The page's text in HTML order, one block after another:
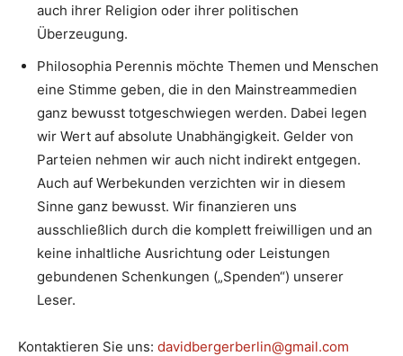
auch ihrer Religion oder ihrer politischen
Überzeugung.
Philosophia Perennis möchte Themen und Menschen
eine Stimme geben, die in den Mainstreammedien
ganz bewusst totgeschwiegen werden. Dabei legen
wir Wert auf absolute Unabhängigkeit. Gelder von
Parteien nehmen wir auch nicht indirekt entgegen.
Auch auf Werbekunden verzichten wir in diesem
Sinne ganz bewusst. Wir finanzieren uns
ausschließlich durch die komplett freiwilligen und an
keine inhaltliche Ausrichtung oder Leistungen
gebundenen Schenkungen („Spenden“) unserer
Leser.
Kontaktieren Sie uns: davidbergerberlin@gmail.com